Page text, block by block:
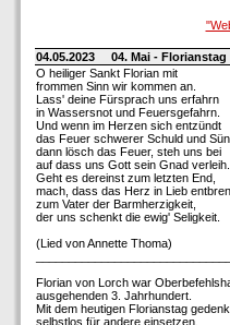
04.05.2023
04. Mai -
O heiliger Sankt Florian mit
frommen Sinn wir kommen an.
Lass' deine Fürsprach uns erfahrn
in Wassersnot und Feuersgefahrn.
Und wenn im Herzen sich entzündt
das Feuer schwerer Schuld und
dann lösch das Feuer, steh uns bei
auf dass uns Gott sein Gnad verleih.
Geht es dereinst zum letzten End,
mach, dass das Herz in Lieb
zum Vater der Barmherzigkeit,
der uns schenkt die ewig' Seligkeit.
(Lied von Annette Thoma)
Florian von Lorch war
ausgehenden 3. Jahrhundert.
Mit dem heutigen Florianstag
selbstlos für andere einsetzen.